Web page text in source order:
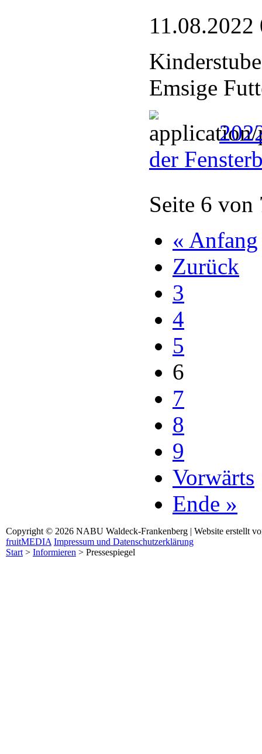
11.08.2022
Emsige
der
Seite 6 von
« Anfang
Zurück
3
4
5
6
7
8
9
Vorwärts
Ende »
Copyright © 2026 NABU Waldeck-Frankenberg | Website erstellt
fruitMEDIA Impressum und Datenschutzerklärung
Start> Informieren > Pressespiegel